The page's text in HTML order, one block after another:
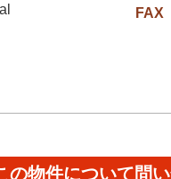
FAX